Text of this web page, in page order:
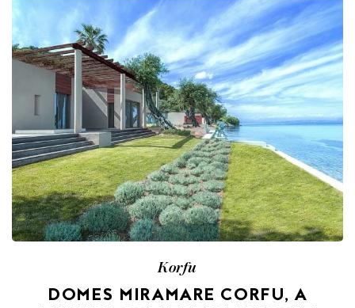
Korfu
DOMES MIRAMARE CORFU, A